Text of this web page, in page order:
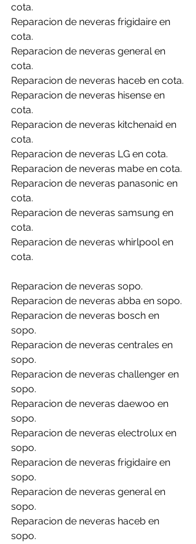
cota.
Reparacion de neveras frigidaire en
cota.
Reparacion de neveras general en
cota.
Reparacion de neveras haceb en cota.
Reparacion de neveras hisense en
cota.
Reparacion de neveras kitchenaid en
cota.
Reparacion de neveras LG en cota.
Reparacion de neveras mabe en cota.
Reparacion de neveras panasonic en
cota.
Reparacion de neveras samsung en
cota.
Reparacion de neveras whirlpool en
cota.
Reparacion de neveras sopo.
Reparacion de neveras abba en sopo.
Reparacion de neveras bosch en
sopo.
Reparacion de neveras centrales en
sopo.
Reparacion de neveras challenger en
sopo.
Reparacion de neveras daewoo en
sopo.
Reparacion de neveras electrolux en
sopo.
Reparacion de neveras frigidaire en
sopo.
Reparacion de neveras general en
sopo.
Reparacion de neveras haceb en
sopo.